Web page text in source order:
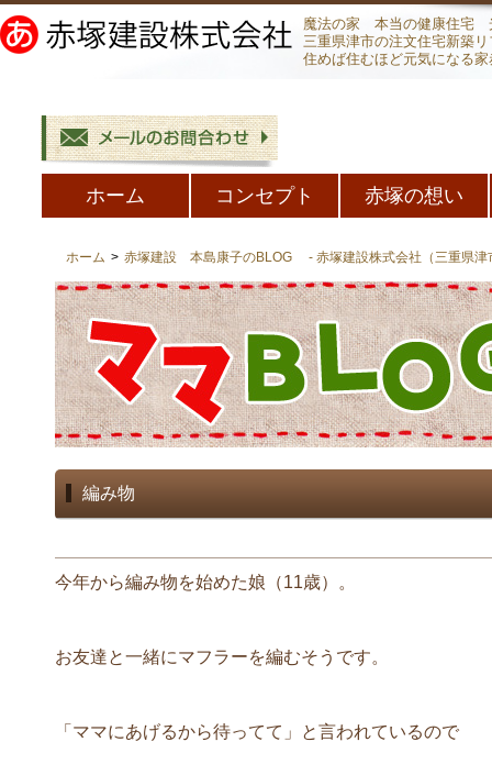
魔法の家 本当の健康住宅
三重県津市の注文住宅新築
住めば住むほど元気になる
ホーム コンセプト 赤塚の想い
ホーム > 赤塚建設 本島康子のBLOG - 赤塚建設株式会社（三重県津
編み物
今年から編み物を始めた娘（11歳）。
お友達と一緒にマフラーを編むそうです。
「ママにあげるから待ってて」と言われているので